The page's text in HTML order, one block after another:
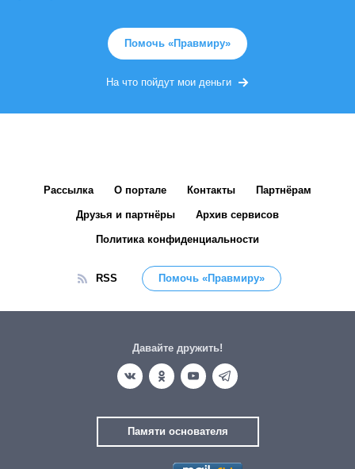
Помочь «Правмиру»
На что пойдут мои деньги
Рассылка О портале Контакты Партнёрам
Друзья и партнёры Архив сервисов
Политика конфиденциальности
RSS Помочь «Правмиру»
Давайте дружить!
Памяти основателя